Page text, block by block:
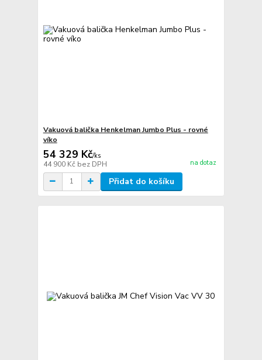
Vakuová balička Henkelman Jumbo Plus - rovné
víko
54 329 Kč/ks
44 900 Kč bez DPH na dotaz
Přidat do košíku